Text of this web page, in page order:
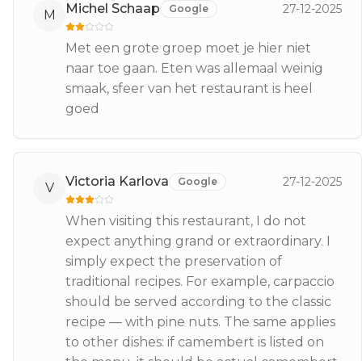
M Michel Schaap Google 27-12-2025
Met een grote groep moet je hier niet
naar toe gaan. Eten was allemaal weinig
smaak, sfeer van het restaurant is heel
goed
V Victoria Karlova Google 27-12-2025
When visiting this restaurant, I do not
expect anything grand or extraordinary. I
simply expect the preservation of
traditional recipes. For example, carpaccio
should be served according to the classic
recipe — with pine nuts. The same applies
to other dishes: if camembert is listed on